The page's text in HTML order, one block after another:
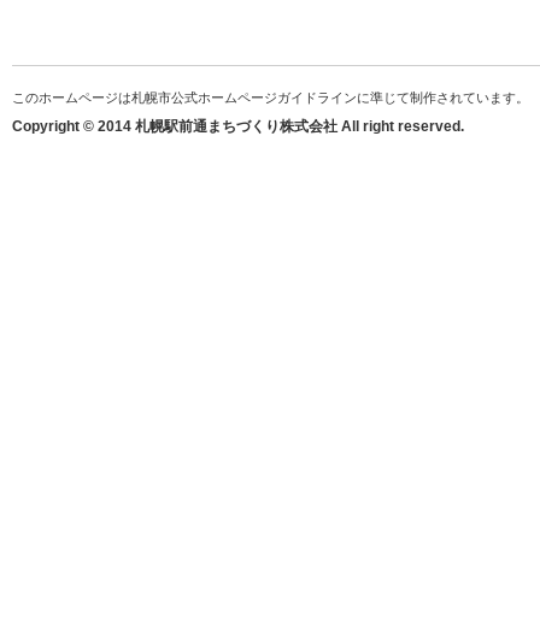
このホームページは札幌市公式ホームページガイドラインに準じて制作されています。
Copyright © 2014 札幌駅前通まちづくり株式会社 All right reserved.